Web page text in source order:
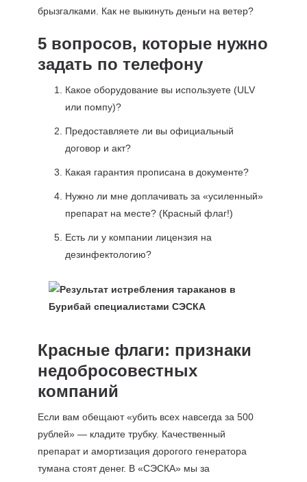
брызгалками. Как не выкинуть деньги на ветер?
5 вопросов, которые нужно
задать по телефону
Какое оборудование вы используете (ULV
или помпу)?
Предоставляете ли вы официальный
договор и акт?
Какая гарантия прописана в документе?
Нужно ли мне доплачивать за «усиленный»
препарат на месте? (Красный флаг!)
Есть ли у компании лицензия на
дезинфектологию?
Красные флаги: признаки
недобросовестных
компаний
Если вам обещают «убить всех навсегда за 500
рублей» — кладите трубку. Качественный
препарат и амортизация дорогого генератора
тумана стоят денег. В «СЭСКА» мы за